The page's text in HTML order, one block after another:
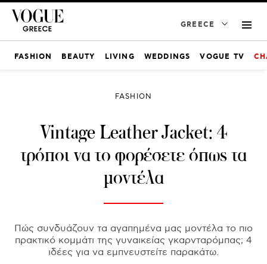
GREECE
FASHION BEAUTY LIVING WEDDINGS VOGUE TV
FASHION
Vintage Leather Jacket: 4
τρόποι να το φορέσετε όπως τα
μοντέλα
Πώς συνδυάζουν τα αγαπημένα μας μοντέλα το πιο
πρακτικό κομμάτι της γυναικείας γκαρνταρόμπας; 4
ιδέες για να εμπνευστείτε παρακάτω.